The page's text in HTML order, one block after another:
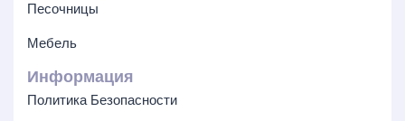
Песочницы
Мебель
Информация
Политика Безопасности